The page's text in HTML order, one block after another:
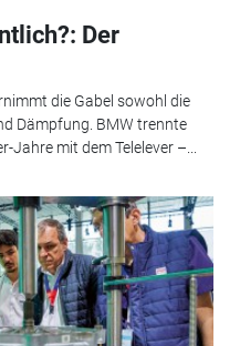
Der
die Gabel sowohl die
Dämpfung. BMW trennte
mit dem Telelever –...